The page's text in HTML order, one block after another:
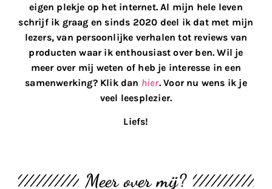
eigen plekje op het internet. Al mijn hele leven
schrijf ik graag en sinds 2020 deel ik dat met mijn
lezers, van persoonlijke verhalen tot reviews van
producten waar ik enthousiast over ben. Wil je
meer over mij weten of heb je interesse in een
samenwerking? Klik dan hier. Voor nu wens ik je
veel leesplezier.
Liefs!
Meer over mij?